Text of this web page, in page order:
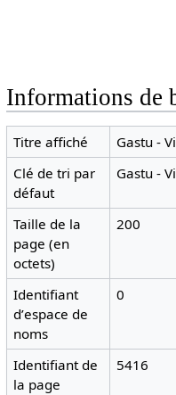
Informations de
Titre affiché
Gastu -
Clé de tri par
défaut
Gastu -
Taille de la
page (en
octets)
200
Identifiant
dʼespace de
noms
0
Identifiant de
la page
5416